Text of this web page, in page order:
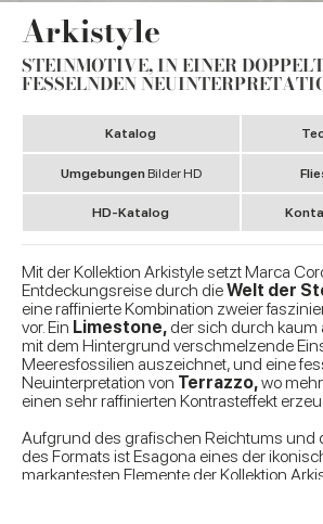
Arkistyle
STEINMOTIVE, IN EINER
FESSELNDEN
Katalog
Umgebungen Bilder HD
HD-Katalog
Mit der Kollektion Arkistyle setzt Marca
Entdeckungsreise durch dieWelt der
eine raffinierte Kombination zweier
vor. Ein Limestone, der sich durch
mit dem Hintergrund verschmelzende
Meeresfossilien auszeichnet, und eine
Neuinterpretation von Terrazzo,wo
einen sehr raffinierten Kontrasteffekt
Aufgrund des grafischen Reichtums und
des Formats ist Esagona eines der
markantesten Elemente der Kollektion
die sich für die Realisierung origineller
und zahlreiche Möglichkeiten zur